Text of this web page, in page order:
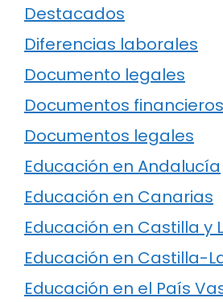
Destacados
Diferencias laborales
Documento legales
Documentos financieros
Documentos legales
Educación en Andalucía
Educación en Canarias
Educación en Castilla y
Educación en Castilla-
Educación en el País